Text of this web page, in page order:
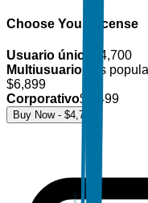
Choose Your License
Usuario único
4,700
MultiusuarioMás
$6,899
Corporativo$ 8,499
Buy Now - $4,700